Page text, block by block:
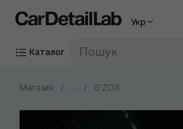
Укр
Каталог
Магазин ... G'ZOX